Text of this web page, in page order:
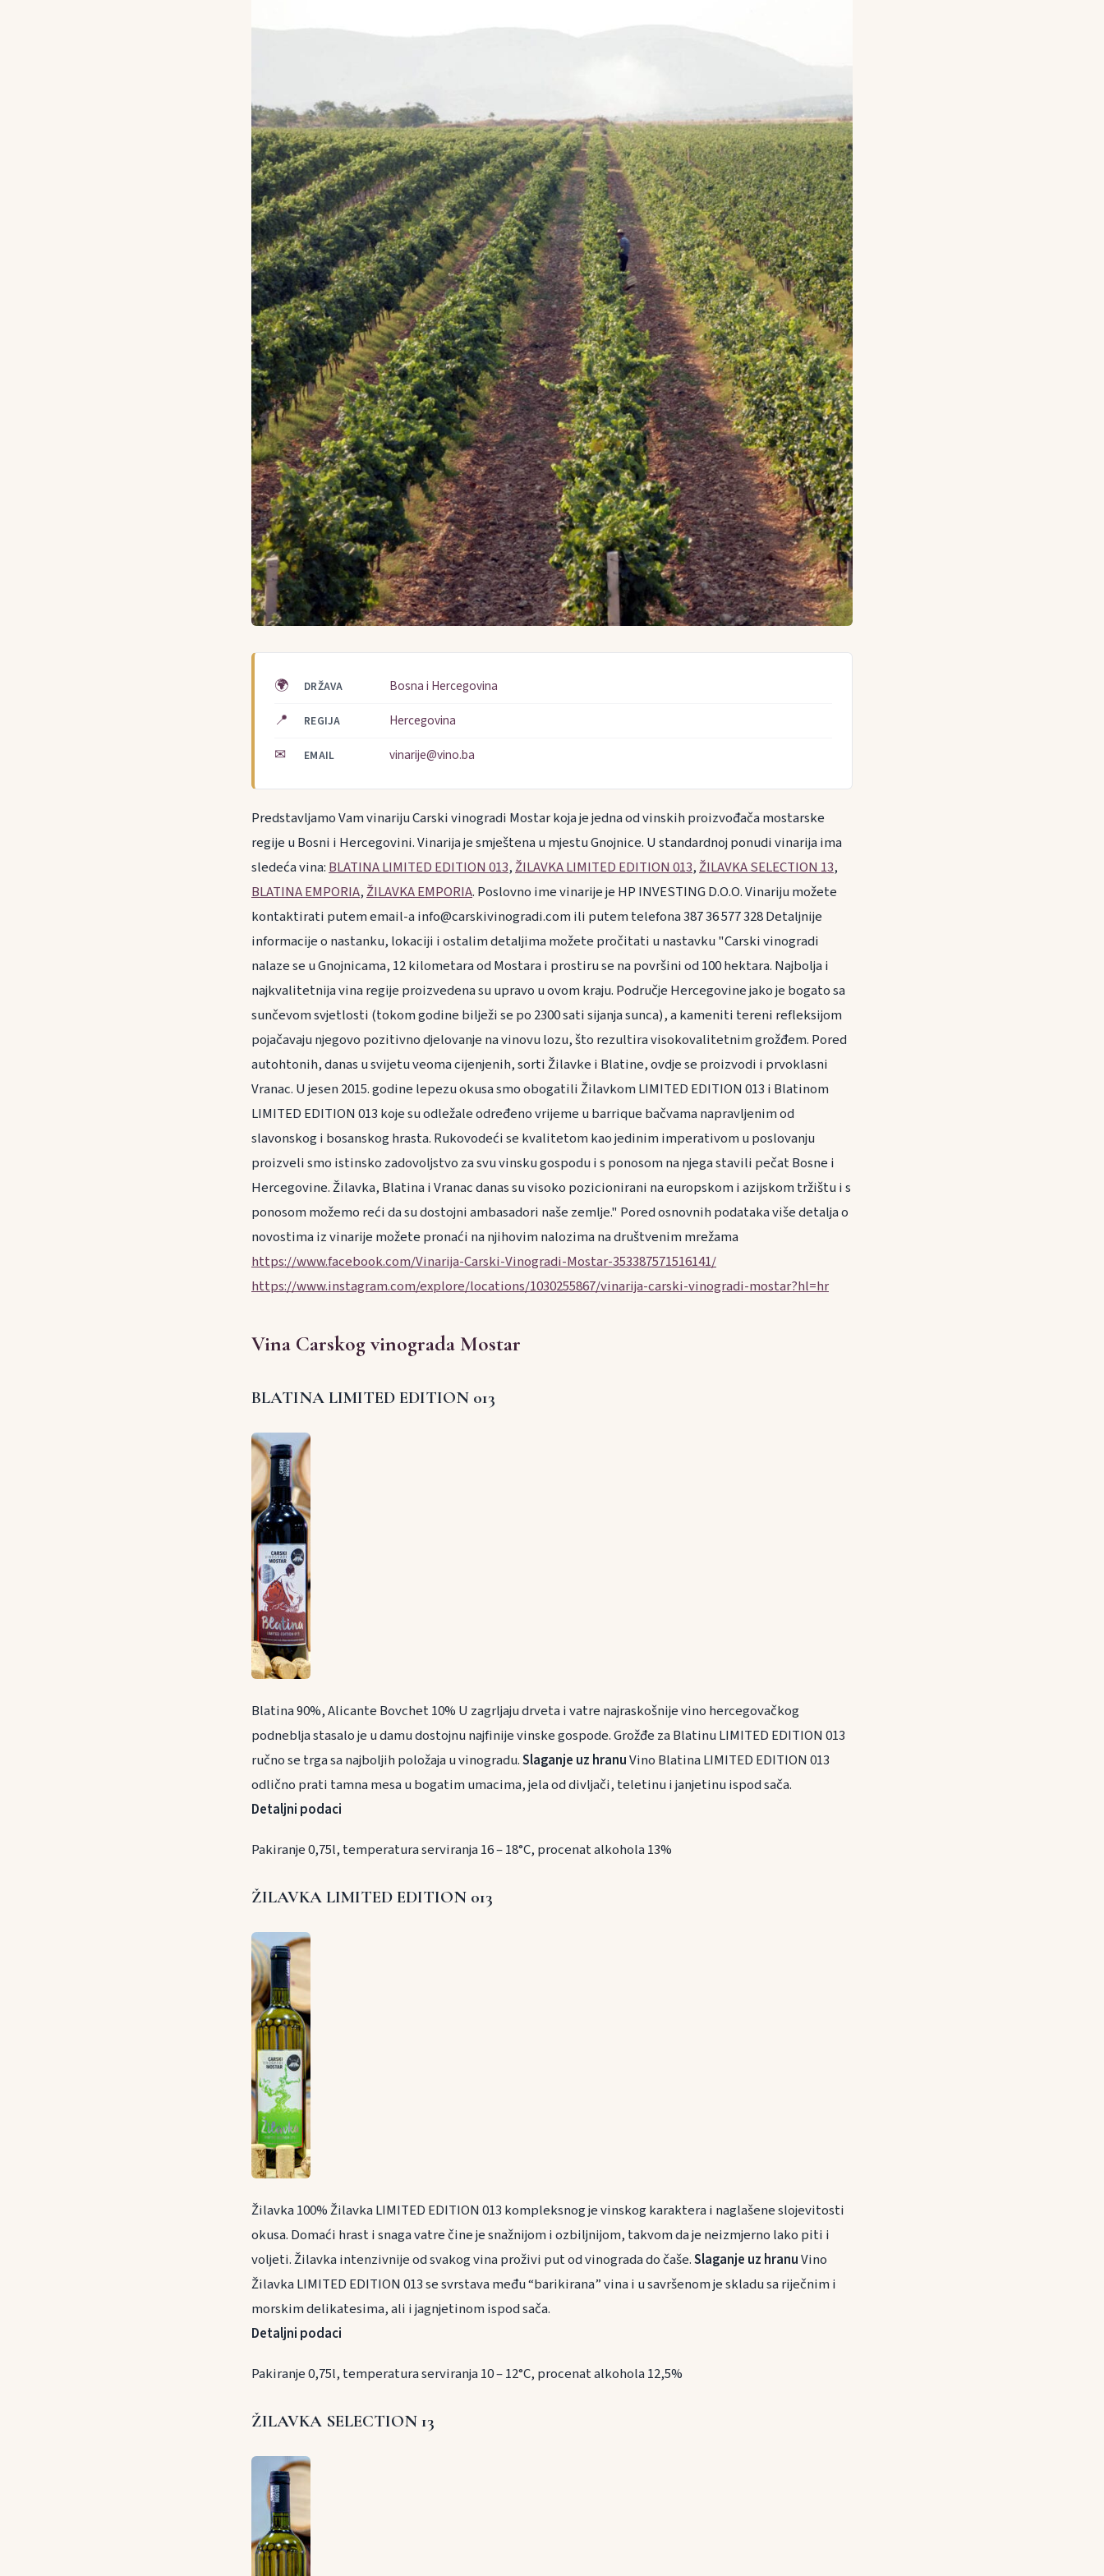
🌍 DRŽAVA Bosna i Hercegovina
📍 REGIJA Hercegovina
✉ EMAIL vinarije@vino.ba
Predstavljamo Vam vinariju Carski vinogradi Mostar koja je jedna od vinskih proizvođača mostarske
regije u Bosni i Hercegovini. Vinarija je smještena u mjestu Gnojnice. U standardnoj ponudi vinarija ima
sledeća vina:BLATINA LIMITED EDITION 013,ŽILAVKA LIMITED EDITION 013,ŽILAVKA SELECTION 13,
BLATINA EMPORIA,ŽILAVKA EMPORIA. Poslovno ime vinarije je HP INVESTING D.O.O. Vinariju možete
kontaktirati putem email-a info@carskivinogradi.com ili putem telefona 387 36 577 328 Detaljnije
informacije o nastanku, lokaciji i ostalim detaljima možete pročitati u nastavku "Carski vinogradi
nalaze se u Gnojnicama, 12 kilometara od Mostara i prostiru se na površini od 100 hektara. Najbolja i
najkvalitetnija vina regije proizvedena su upravo u ovom kraju. Područje Hercegovine jako je bogato sa
sunčevom svjetlosti (tokom godine bilježi se po 2300 sati sijanja sunca), a kameniti tereni refleksijom
pojačavaju njegovo pozitivno djelovanje na vinovu lozu, što rezultira visokovalitetnim grožđem. Pored
autohtonih, danas u svijetu veoma cijenjenih, sorti Žilavke i Blatine, ovdje se proizvodi i prvoklasni
Vranac. U jesen 2015. godine lepezu okusa smo obogatili Žilavkom LIMITED EDITION 013 i Blatinom
LIMITED EDITION 013 koje su odležale određeno vrijeme u barrique bačvama napravljenim od
slavonskog i bosanskog hrasta. Rukovodeći se kvalitetom kao jedinim imperativom u poslovanju
proizveli smo istinsko zadovoljstvo za svu vinsku gospodu i s ponosom na njega stavili pečat Bosne i
Hercegovine. Žilavka, Blatina i Vranac danas su visoko pozicionirani na europskom i azijskom tržištu i s
ponosom možemo reći da su dostojni ambasadori naše zemlje." Pored osnovnih podataka više detalja o
novostima iz vinarije možete pronaći na njihovim nalozima na društvenim mrežama
https://www.facebook.com/Vinarija-Carski-Vinogradi-Mostar-353387571516141/
https://www.instagram.com/explore/locations/1030255867/vinarija-carski-vinogradi-mostar?hl=hr
Vina Carskog vinograda Mostar
BLATINA LIMITED EDITION 013
Blatina 90%, Alicante Bovchet 10% U zagrljaju drveta i vatre najraskošnije vino hercegovačkog
podneblja stasalo je u damu dostojnu najfinije vinske gospode. Grožđe za Blatinu LIMITED EDITION 013
ručno se trga sa najboljih položaja u vinogradu.Slaganje uz hranuVino Blatina LIMITED EDITION 013
odlično prati tamna mesa u bogatim umacima, jela od divljači, teletinu i janjetinu ispod sača.
Detaljni podaci
Pakiranje 0,75l, temperatura serviranja 16 – 18°C, procenat alkohola 13%
ŽILAVKA LIMITED EDITION 013
Žilavka 100% Žilavka LIMITED EDITION 013 kompleksnog je vinskog karaktera i naglašene slojevitosti
okusa. Domaći hrast i snaga vatre čine je snažnijom i ozbiljnijom, takvom da je neizmjerno lako piti i
voljeti. Žilavka intenzivnije od svakog vina proživi put od vinograda do čaše.Slaganje uz hranuVino
Žilavka LIMITED EDITION 013 se svrstava među “barikirana” vina i u savršenom je skladu sa riječnim i
morskim delikatesima, ali i jagnjetinom ispod sača.
Detaljni podaci
Pakiranje 0,75l, temperatura serviranja 10 – 12°C, procenat alkohola 12,5%
ŽILAVKA SELECTION 13